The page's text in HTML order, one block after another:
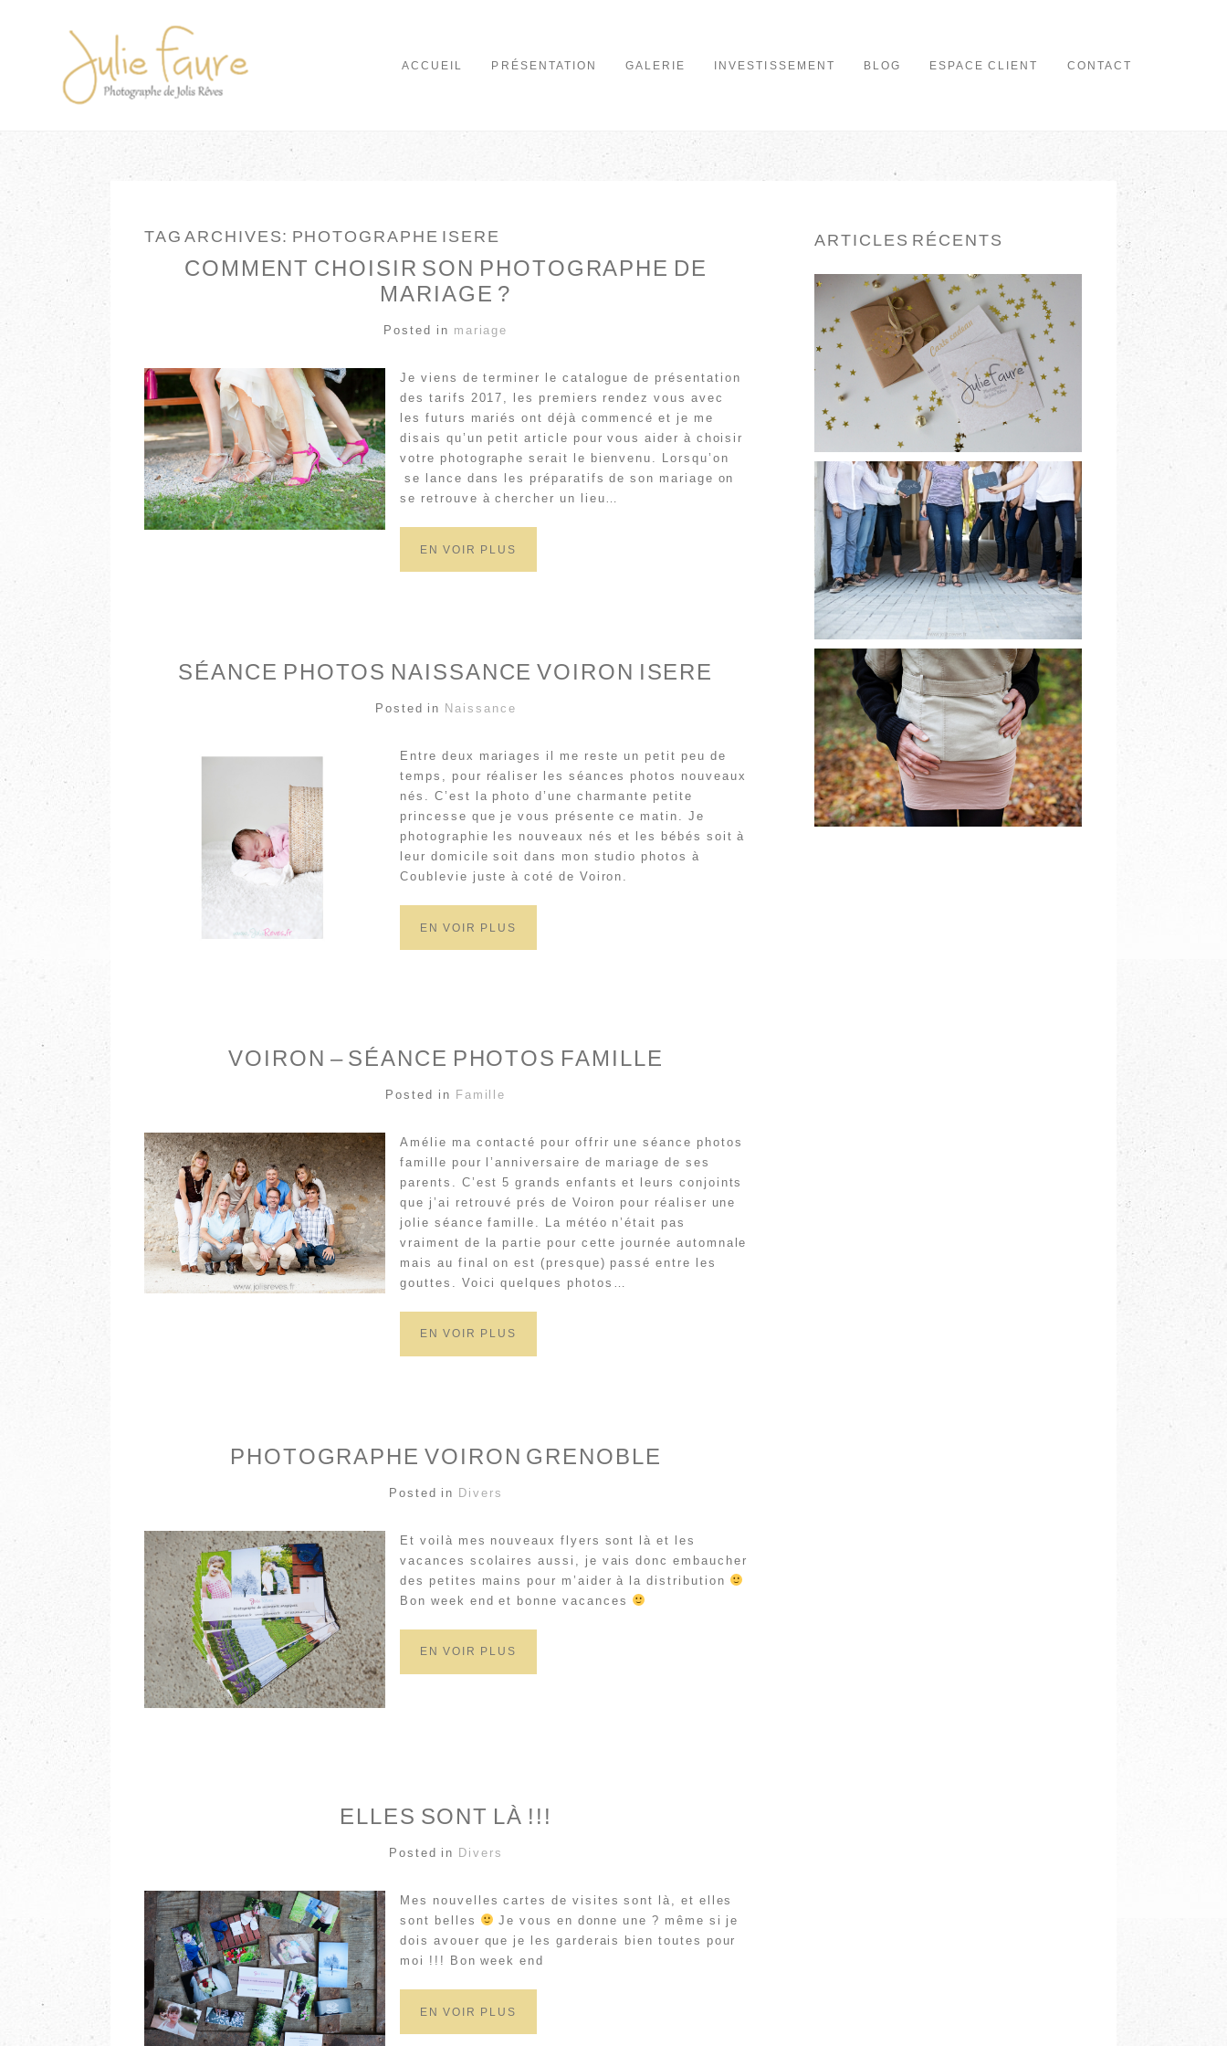
ACCUEIL PRÉSENTATION GALERIE INVESTISSEMENT BLOG ESPACE CLIENT CONTACT
TAG ARCHIVES: PHOTOGRAPHE ISERE
COMMENT CHOISIR SON PHOTOGRAPHE DE
MARIAGE ?
Posted in mariage
Je viens de terminer le catalogue de présentation
des tarifs 2017, les premiers rendez vous avec
les futurs mariés ont déjà commencé et je me
disais qu’un petit article pour vous aider à choisir
votre photographe serait le bienvenu. Lorsqu’on
se lance dans les préparatifs de son mariage on
se retrouve à chercher un lieu…
EN VOIR PLUS
SÉANCE PHOTOS NAISSANCE VOIRON ISERE
Posted in Naissance
Entre deux mariages il me reste un petit peu de
temps, pour réaliser les séances photos nouveaux
nés. C’est la photo d’une charmante petite
princesse que je vous présente ce matin. Je
photographie les nouveaux nés et les bébés soit à
leur domicile soit dans mon studio photos à
Coublevie juste à coté de Voiron.
EN VOIR PLUS
VOIRON – SÉANCE PHOTOS FAMILLE
Posted in Famille
Amélie ma contacté pour offrir une séance photos
famille pour l’anniversaire de mariage de ses
parents. C’est 5 grands enfants et leurs conjoints
que j’ai retrouvé prés de Voiron pour réaliser une
jolie séance famille. La météo n’était pas
vraiment de la partie pour cette journée automnale
mais au final on est (presque) passé entre les
gouttes. Voici quelques photos…
EN VOIR PLUS
PHOTOGRAPHE VOIRON GRENOBLE
Posted in Divers
Et voilà mes nouveaux flyers sont là et les
vacances scolaires aussi, je vais donc embaucher
des petites mains pour m’aider à la distribution
Bon week end et bonne vacances
EN VOIR PLUS
ELLES SONT LÀ !!!
Posted in Divers
Mes nouvelles cartes de visites sont là, et elles
sont belles
Je vous en donne une ? même si je
dois avouer que je les garderais bien toutes pour
moi !!! Bon week end
EN VOIR PLUS
ARTICLES RÉCENTS
CARTE CADEAU
EN LIRE PLUS
[BIENTÔT]
BABYSHOWER À
GRENOBLE
EN LIRE PLUS
PHOTOGRAPHE DE
COUPLE
GRENOBLE A&V
EN LIRE PLUS